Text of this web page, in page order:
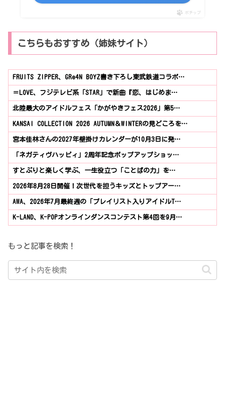
ポチップ
こちらもおすすめ（姉妹サイト）
FRUITS ZIPPER、GRe4N BOYZ書き下ろし東武鉄道コラボ…
＝LOVE、フジテレビ系「STAR」で新曲『恋、はじめま…
北陸最大のアイドルフェス「かがやきフェス2026」第5…
KANSAI COLLECTION 2026 AUTUMN＆WINTERの見どころを…
宮本佳林さんの2027年壁掛けカレンダーが10月3日に発…
「ネガティヴハッピィ」2周年記念ポップアップショッ…
すとぷりと楽しく学ぶ、一生役立つ「ことばの力」を…
2026年8月28日開催！次世代を担うキッズとトップアー…
AWA、2026年7月最終週の「プレイリスト入りアイドルT…
K-LAND、K-POPオンラインダンスコンテスト第4回を9月…
もっと記事を検索！